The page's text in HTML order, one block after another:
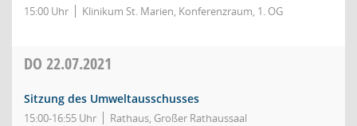
15:00 Uhr Klinikum St. Marien, Konferenzraum, 1. OG
DO 22.07.2021
Sitzung des Umweltausschusses
15:00-16:55 Uhr Rathaus, Großer Rathaussaal